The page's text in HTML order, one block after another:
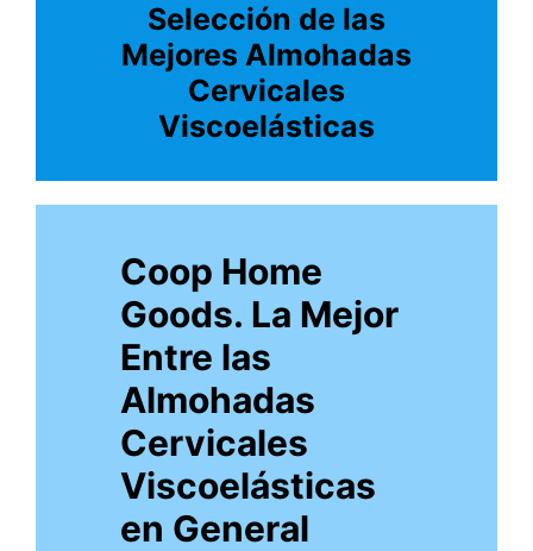
Selección de las
Mejores Almohadas
Cervicales
Viscoelásticas
Coop Home
Goods. La Mejor
Entre las
Almohadas
Cervicales
Viscoelásticas
en General